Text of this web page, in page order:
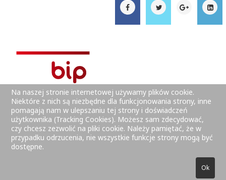
© 2025 Zespół Szkół Zawodowych Nr 2 w Starachowicach -
Na naszej stronie internetowej używamy plików cookie.
Niektóre z nich są niezbędne dla funkcjonowania strony, inne
pomagają nam w ulepszaniu tej strony i doświadczeń
użytkownika (Tracking Cookies). Możesz sam zdecydować,
czy chcesz zezwolić na pliki cookie. Należy pamiętać, że w
przypadku odrzucenia, nie wszystkie funkcje strony mogą być
dostępne.
Ok